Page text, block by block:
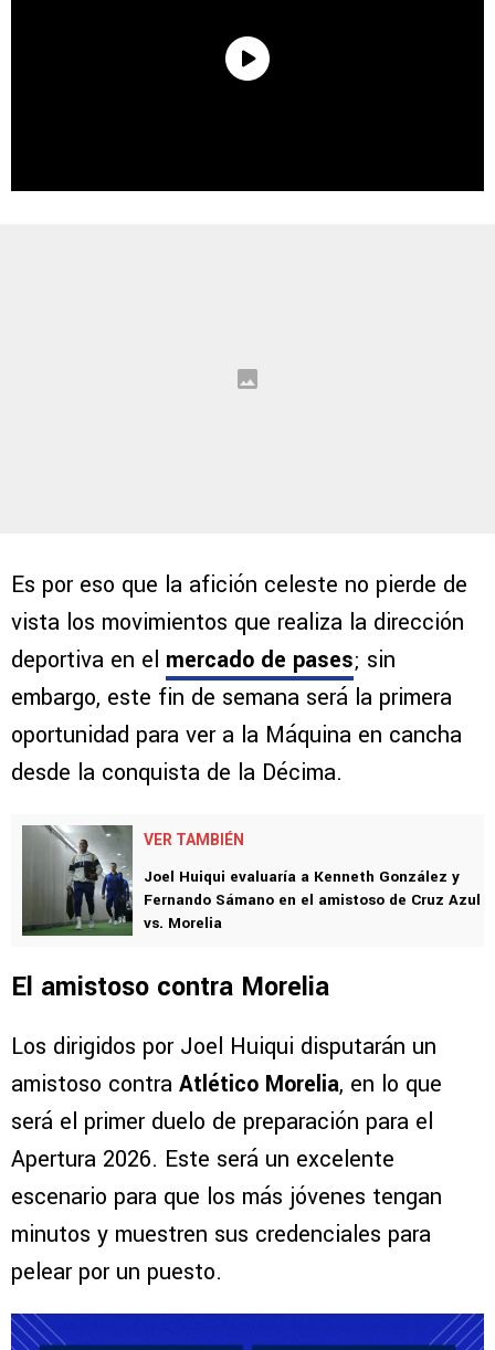
Es por eso que la afición celeste no pierde de
vista los movimientos que realiza la dirección
deportiva en el mercado de pases; sin
embargo, este fin de semana será la primera
oportunidad para ver a la Máquina en cancha
desde la conquista de la Décima.
VER TAMBIÉN
Joel Huiqui evaluaría a Kenneth González y
Fernando Sámano en el amistoso de Cruz Azul
vs. Morelia
El amistoso contra Morelia
Los dirigidos por Joel Huiqui disputarán un
amistoso contra Atlético Morelia, en lo que
será el primer duelo de preparación para el
Apertura 2026. Este será un excelente
escenario para que los más jóvenes tengan
minutos y muestren sus credenciales para
pelear por un puesto.